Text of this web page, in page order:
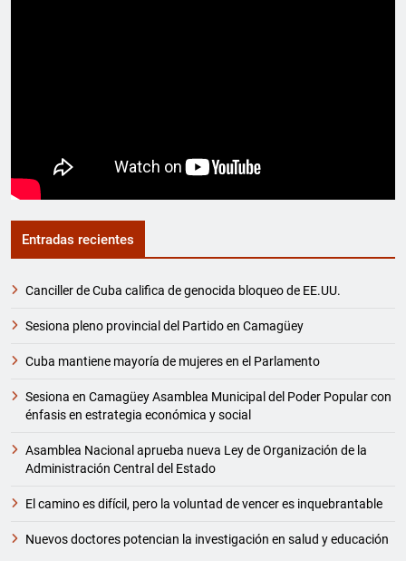
Entradas recientes
Canciller de Cuba califica de genocida bloqueo de EE.UU.
Sesiona pleno provincial del Partido en Camagüey
Cuba mantiene mayoría de mujeres en el Parlamento
Sesiona en Camagüey Asamblea Municipal del Poder Popular con
énfasis en estrategia económica y social
Asamblea Nacional aprueba nueva Ley de Organización de la
Administración Central del Estado
El camino es difícil, pero la voluntad de vencer es inquebrantable
Nuevos doctores potencian la investigación en salud y educación